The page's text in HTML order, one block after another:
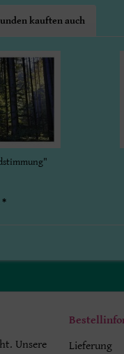
kauften auch
*
Unsere
Lieferung